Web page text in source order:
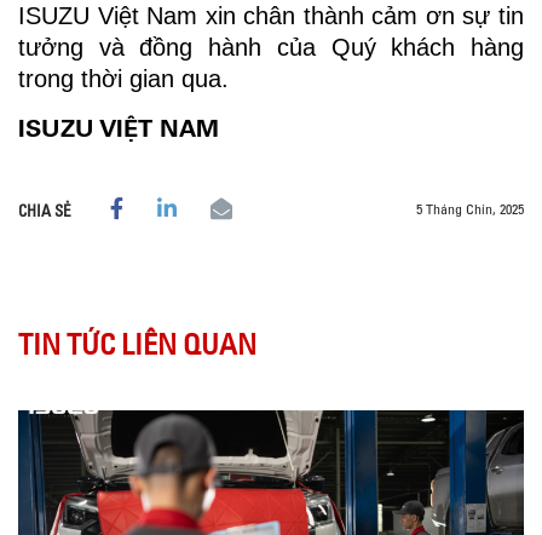
ISUZU Việt Nam xin chân thành cảm ơn sự tin
tưởng và đồng hành của Quý khách hàng
trong thời gian qua.
ISUZU VIỆT NAM
CHIA SẺ 5 Tháng Chín, 2025
TIN TỨC LIÊN QUAN